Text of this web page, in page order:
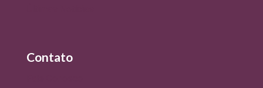
Contato